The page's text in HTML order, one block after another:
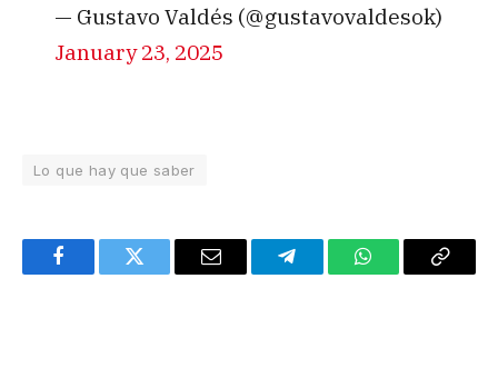
— Gustavo Valdés (@gustavovaldesok)
January 23, 2025
Lo que hay que saber
FacebookTwitter Email TelegramWhatsAppCopy